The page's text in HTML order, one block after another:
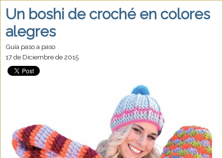
Un boshi de croché en colores
alegres
Guía paso a paso
17 de Diciembre de 2015